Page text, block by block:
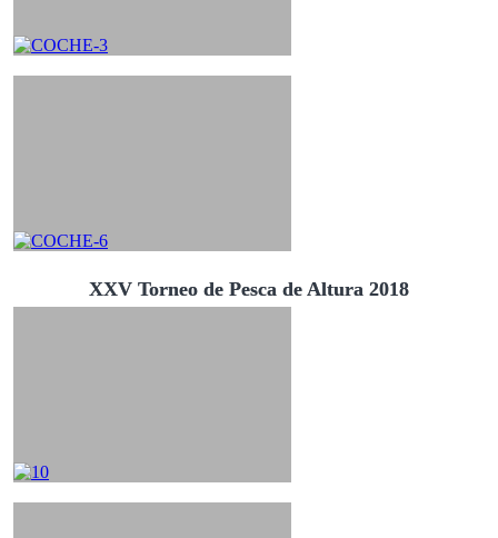
XXV Torneo de Pesca de Altura 2018